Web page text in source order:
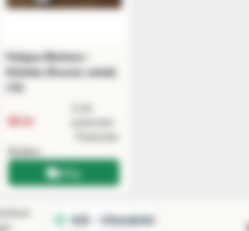
Fatigue Markers -
Shields (Round, metal)
(10)
85 kr
2 på
postorder
Butiken
Köp